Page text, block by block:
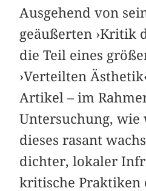
Ausgehend von
geäußerten ›Kritik
die Teil eines
›Verteilten
Artikel – im
Untersuchung,
dieses rasant
dichter, lokaler
kritische Praktiken